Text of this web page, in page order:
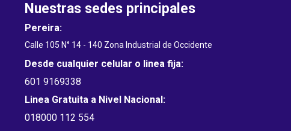
Nuestras sedes principales
Pereira:
Calle 105 N° 14 - 140 Zona Industrial de Occidente
Desde cualquier celular o linea fija:
601 9169338
Linea Gratuita a Nivel Nacional:
018000 112 554